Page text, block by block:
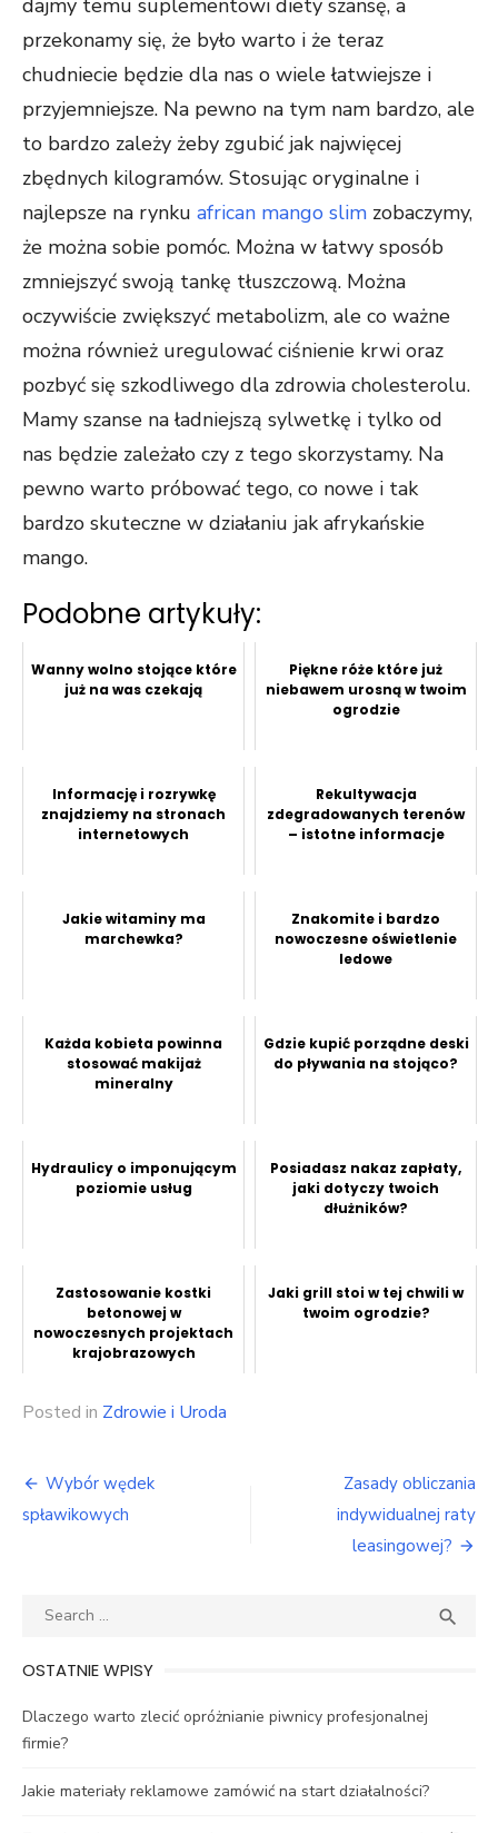
dajmy temu suplementowi diety szansę, a
przekonamy się, że było warto i że teraz
chudniecie będzie dla nas o wiele łatwiejsze i
przyjemniejsze. Na pewno na tym nam bardzo, ale
to bardzo zależy żeby zgubić jak najwięcej
zbędnych kilogramów. Stosując oryginalne i
najlepsze na rynku african mango slim zobaczymy,
że można sobie pomóc. Można w łatwy sposób
zmniejszyć swoją tankę tłuszczową. Można
oczywiście zwiększyć metabolizm, ale co ważne
można również uregulować ciśnienie krwi oraz
pozbyć się szkodliwego dla zdrowia cholesterolu.
Mamy szanse na ładniejszą sylwetkę i tylko od
nas będzie zależało czy z tego skorzystamy. Na
pewno warto próbować tego, co nowe i tak
bardzo skuteczne w działaniu jak afrykańskie
mango.
Podobne artykuły:
Wanny wolno stojące które
już na was czekają
Piękne róże które już
niebawem urosną w twoim
ogrodzie
Informację i rozrywkę
znajdziemy na stronach
internetowych
Rekultywacja
zdegradowanych terenów
– istotne informacje
Jakie witaminy ma
marchewka?
Znakomite i bardzo
nowoczesne oświetlenie
ledowe
Każda kobieta powinna
stosować makijaż
mineralny
Gdzie kupić porządne deski
do pływania na stojąco?
Hydraulicy o imponującym
poziomie usług
Posiadasz nakaz zapłaty,
jaki dotyczy twoich
dłużników?
Zastosowanie kostki
betonowej w
nowoczesnych projektach
krajobrazowych
Jaki grill stoi w tej chwili w
twoim ogrodzie?
Posted in Zdrowie i Uroda
Nawigacja
wpisu
Wybór wędek
spławikowych
Zasady obliczania
indywidualnej raty
leasingowej?
Search

OSTATNIE WPISY
Dlaczego warto zlecić opróżnianie piwnicy profesjonalnej
firmie?
Jakie materiały reklamowe zamówić na start działalności?